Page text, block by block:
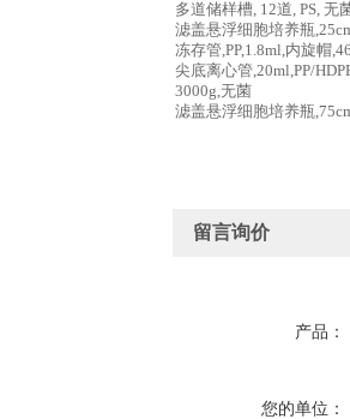
多道储样槽, 12道, PS, 无
滤盖悬浮细胞培养瓶
冻存管,PP,1.8ml,内旋帽
尖底离心管,20ml,PP/
3000g,无菌
滤盖悬浮细胞培养瓶
留言询价
产品：
您的单位：